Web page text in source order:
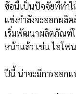
ข้อนี้เป็นปัจจัยที่ทำใ
แข่งกำลังจะออกผลิ
เริ่มพัฒนาผลิตภัณฑ์ใ
หน้าแล้ว เช่น ไอโฟ
ปีนี้ น่าจะมีการออก